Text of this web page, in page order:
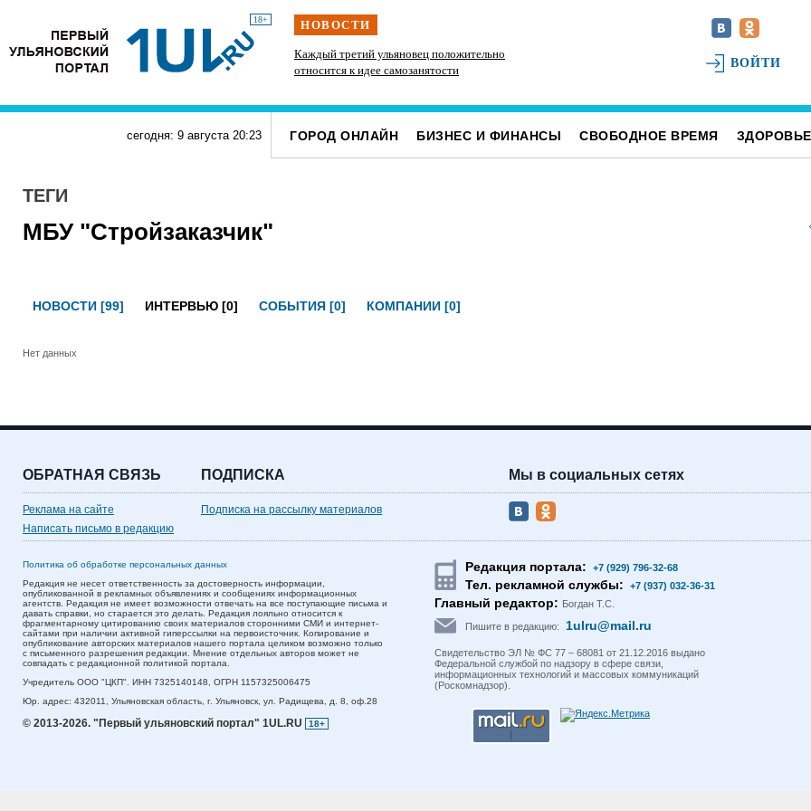
18+ НОВОСТИ
силачи В Госдуме предложили выдавать корм и лежанки
людям, забравшим животных из приюта
Каждый третий ульяновец положительно
относится к идее самозанятости
Наше наследие: история первых «небоскрёбов»
ВОЙТИ
сегодня: 9 августа 20:23 ГОРОД ОНЛАЙН БИЗНЕС И ФИНАНСЫ СВОБОДНОЕ ВРЕМЯ ЗДОРОВЬЕ
ТЕГИ
МБУ "Стройзаказчик"
НОВОСТИ [99] ИНТЕРВЬЮ [0] СОБЫТИЯ [0] КОМПАНИИ [0]
Нет данных
ОБРАТНАЯ СВЯЗЬ
Реклама на сайте
Написать письмо в редакцию
ПОДПИСКА
Подписка на рассылку материалов
Мы в социальных сетях
Политика об обработке персональных данных
Редакция не несет ответственность за достоверность информации,
опубликованной в рекламных объявлениях и сообщениях информационных
агентств. Редакция не имеет возможности отвечать на все поступающие письма и
давать справки, но старается это делать. Редакция лояльно относится к
фрагментарному цитированию своих материалов сторонними СМИ и интернет-
сайтами при наличии активной гиперссылки на первоисточник. Копирование и
опубликование авторских материалов нашего портала целиком возможно только
с письменного разрешения редакции. Мнение отдельных авторов может не
совпадать с редакционной политикой портала.
Учредитель ООО "ЦКП". ИНН 7325140148, ОГРН 1157325006475
Юр. адрес: 432011, Ульяновская область, г. Ульяновск, ул. Радищева, д. 8, оф.28
© 2013-2026. "Первый ульяновский портал" 1UL.RU 18+
Редакция портала: +7 (929) 796-32-68
Тел. рекламной службы: +7 (937) 032-36-31
Главный редактор: Богдан Т.С.
Пишите в редакцию: 1ulru@mail.ru
Свидетельство ЭЛ № ФС 77 – 68081 от 21.12.2016 выдано
Федеральной службой по надзору в сфере связи,
информационных технологий и массовых коммуникаций
(Роскомнадзор).